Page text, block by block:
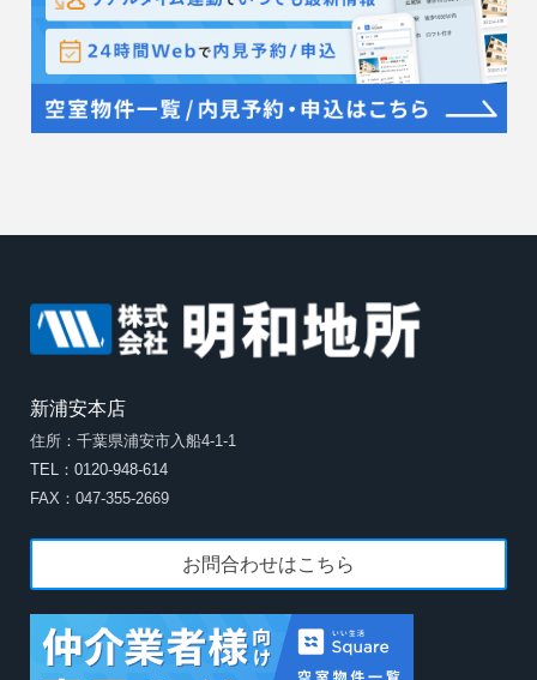
新浦安本店
住所：千葉県浦安市入船4-1-1
TEL：0120-948-614
FAX：047-355-2669
お問合わせはこちら